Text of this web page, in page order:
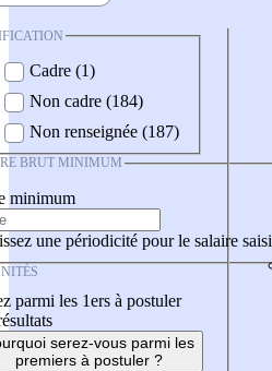
Cadre (1)
Non cadre (184)
Non renseignée (187)
BRUT MINIMUM
minimum
une périodicité pour le salaire saisi
parmi les 1ers à postuler
serez-vous parmi les
premiers à postuler ?